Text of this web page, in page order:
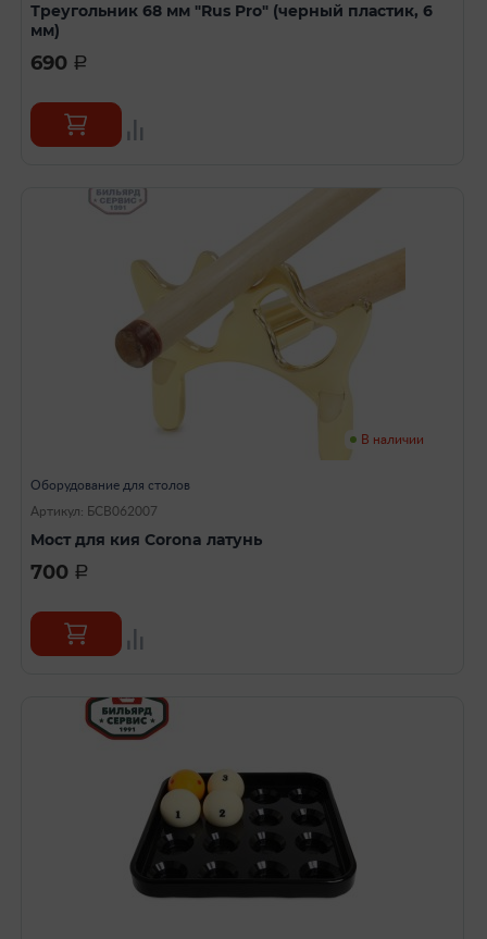
Треугольник 68 мм "Rus Pro" (черный пластик, 6
мм)
690 a
В наличии
Оборудование для столов
Артикул: БСВ062007
Мост для кия Corona латунь
700 a